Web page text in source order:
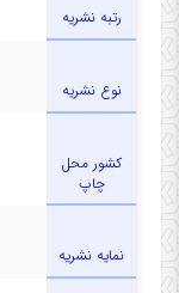
رتبه نشریه
نوع نشریه
کشور محل
چاپ
نمایه نشریه